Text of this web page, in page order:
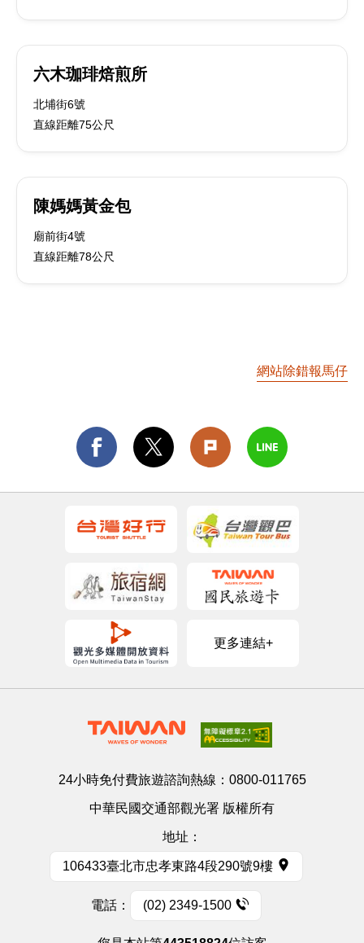
六木珈琲焙煎所
北埔街6號
直線距離75公尺
陳媽媽黃金包
廟前街4號
直線距離78公尺
網站除錯報馬仔
更多連結+
24小時免付費旅遊諮詢熱線： 0800-011765
中華民國交通部觀光署 版權所有
地址：
106433臺北市忠孝東路4段290號9樓
電話： (02) 2349-1500